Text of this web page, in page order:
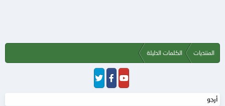
المنتديات الكلمات الدليلة
أرجو